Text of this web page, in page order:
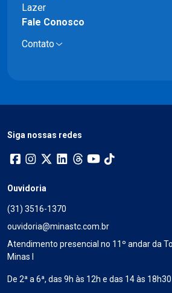
Lazer
Fale Conosco
Contato
Siga nossas redes
Ouvidoria
(31) 3516-1370
ouvidoria@minastc.com.br
Atendimento presencial no 11º andar da
Minas I
De 2ª a 6ª, das 9h às 12h e das 14 às 18h30